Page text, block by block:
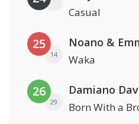
Casual
25
14
Noano &
Waka
26
29
Damiano
Born With a